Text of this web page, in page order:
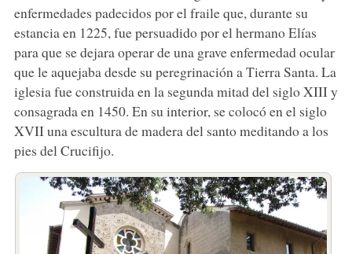
enfermedades padecidos por el fraile que, durante su
estancia en 1225, fue persuadido por el hermano Elías
para que se dejara operar de una grave enfermedad ocular
que le aquejaba desde su peregrinación a Tierra Santa. La
iglesia fue construida en la segunda mitad del siglo XIII y
consagrada en 1450. En su interior, se colocó en el siglo
XVII una escultura de madera del santo meditando a los
pies del Crucifijo.